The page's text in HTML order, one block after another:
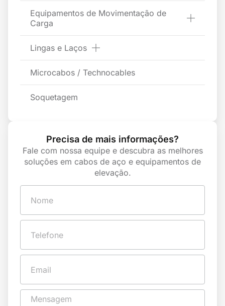
Equipamentos de Movimentação de
Carga
Lingas e Laços
Microcabos / Technocables
Soquetagem
Precisa de mais informações?
Fale com nossa equipe e descubra as melhores
soluções em cabos de aço e equipamentos de
elevação.